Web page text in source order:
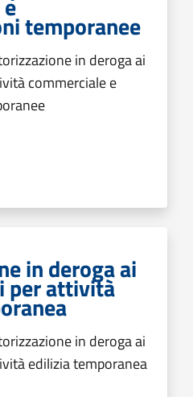
temporanee
in deroga ai
commerciale e
in deroga ai
per attività
in deroga ai
edilizia temporanea